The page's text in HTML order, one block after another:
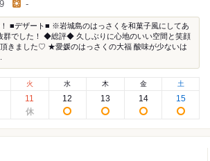
-
！ ■デザート■ ※岩城島のはっさくを和菓子風にしてあ
群でした！ ◆総評◆ 久しぶりに心地のいい空間と笑顔
きました♡ ★愛媛のはっさくの大福 酸味が少ないは
火
11
水
12
木
13
金
14
土
15